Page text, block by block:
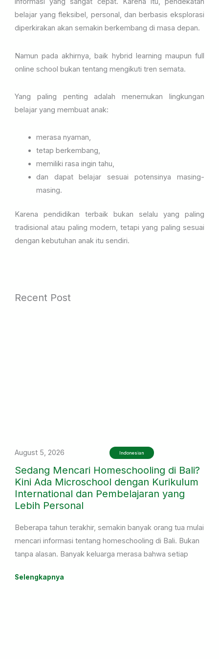
belajar yang fleksibel, personal, dan berbasis eksplorasi
diperkirakan akan semakin berkembang di masa depan.
Namun pada akhirnya, baik hybrid learning maupun full
online school bukan tentang mengikuti tren semata.
Yang paling penting adalah menemukan lingkungan
belajar yang membuat anak:
merasa nyaman,
tetap berkembang,
memiliki rasa ingin tahu,
dan dapat belajar sesuai potensinya masing-
masing.
Karena pendidikan terbaik bukan selalu yang paling
tradisional atau paling modern, tetapi yang paling sesuai
dengan kebutuhan anak itu sendiri.
Recent Post
August 5, 2026 Indonesian
Sedang Mencari Homeschooling di Bali?
Kini Ada Microschool dengan Kurikulum
International dan Pembelajaran yang
Lebih Personal
Beberapa tahun terakhir, semakin banyak orang tua mulai
mencari informasi tentang homeschooling di Bali. Bukan
tanpa alasan. Banyak keluarga merasa bahwa setiap
mereka mulai mempertimbangkan pilihan pendidikan
Selengkapnya